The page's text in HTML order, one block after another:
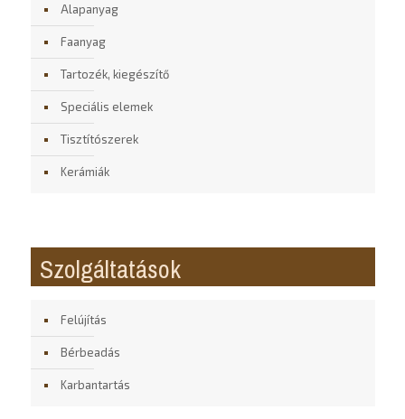
Alapanyag
Faanyag
Tartozék, kiegészítő
Speciális elemek
Tisztítószerek
Kerámiák
Szolgáltatások
Felújítás
Bérbeadás
Karbantartás